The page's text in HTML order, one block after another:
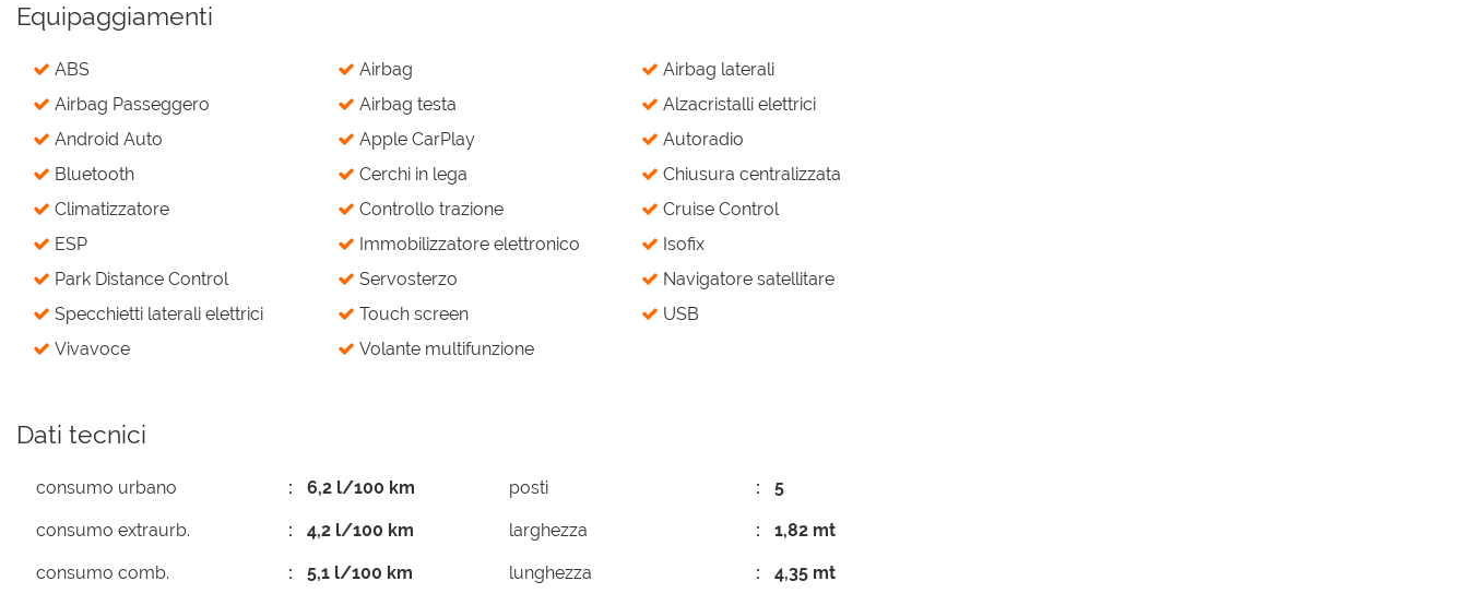
Equipaggiamenti
ABS Airbag
Airbag laterali
Airbag Passeggero
Airbag testa
Alzacristalli elettrici
Android Auto
Apple CarPlay
Autoradio
Bluetooth
Cerchi in lega
Chiusura centralizzata
Climatizzatore
Controllo trazione
Cruise Control
ESP
Immobilizzatore elettronico
Isofix
Park Distance Control
Servosterzo
Navigatore satellitare
Specchietti laterali elettrici
Touch screen
USB
Vivavoce
Volante multifunzione
Dati tecnici
consumo urbano 6,2 l/100 km
consumo extraurb. 4,2 l/100 km
consumo comb. 5,1 l/100 km
posti 5
larghezza 1,82 mt
lunghezza 4,35 mt